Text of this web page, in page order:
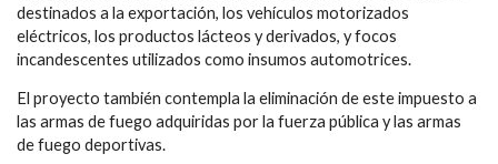
destinados a la exportación, los vehículos motorizados
eléctricos, los productos lácteos y derivados, y focos
incandescentes utilizados como insumos automotrices.
El proyecto también contempla la eliminación de este impuesto a
las armas de fuego adquiridas por la fuerza pública y las armas
de fuego deportivas.